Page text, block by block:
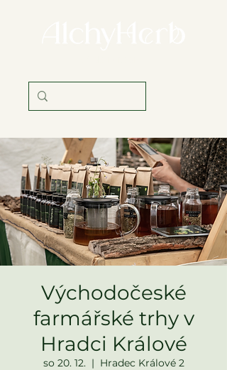
Východočeské
farmářské trhy v
Hradci Králové
so 20. 12.
  |
Hradec Králové 2